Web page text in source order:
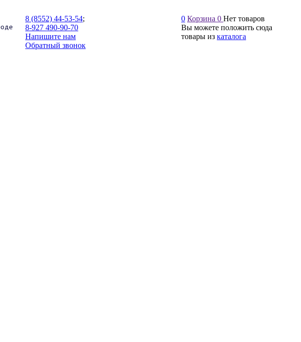
8 (8552) 44-53-54;
8-927 490-90-70
Напишите нам
Обратный звонок
0 Корзина 0 Нет товаров
Вы можете положить сюда
товары из каталога